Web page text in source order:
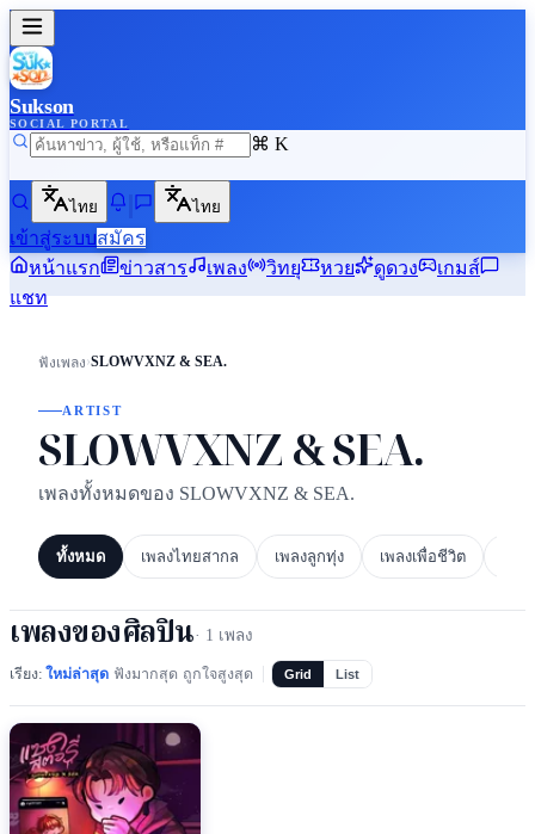
Sukson
SOCIAL PORTAL
⌘ K
ไทย ไทย
เข้าสู่ระบบสมัคร
หน้าแรก
ข่าวสาร เพลง วิทยุ หวย ดูดวง
เกมส์
แชท
ฟังเพลง›SLOWVXNZ & SEA.
ARTIST
SLOWVXNZ & SEA.
เพลงทั้งหมดของ SLOWVXNZ & SEA.
ทั้งหมด เพลงไทยสากล เพลงลูกทุ่ง เพลงเพื่อชีวิต
เพลงของศิลปิน· 1 เพลง
เรียง: ใหม่ล่าสุด ฟังมากสุด ถูกใจสูงสุด Grid List